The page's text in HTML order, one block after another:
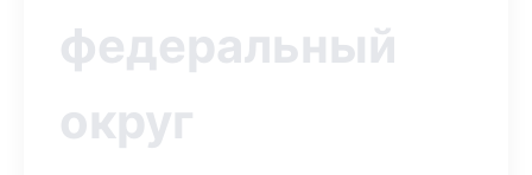
федеральный
округ